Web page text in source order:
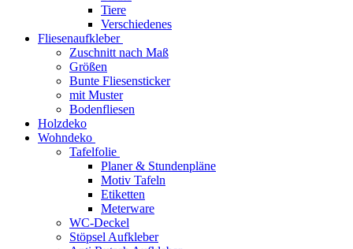
Tiere
Verschiedenes
Fliesenaufkleber
Zuschnitt nach Maß
Größen
Bunte Fliesensticker
mit Muster
Bodenfliesen
Holzdeko
Wohndeko
Tafelfolie
Planer & Stundenpläne
Motiv Tafeln
Etiketten
Meterware
WC-Deckel
Stöpsel Aufkleber